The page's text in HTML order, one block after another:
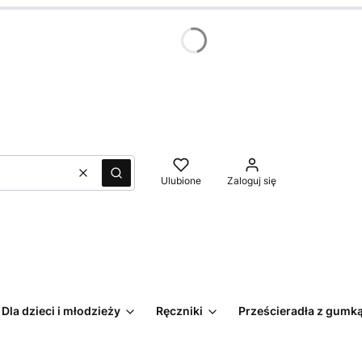
WyczyśćSzukaj Ulubione Zaloguj się
Dla dzieci i młodzieży Ręczniki Prześcieradła z